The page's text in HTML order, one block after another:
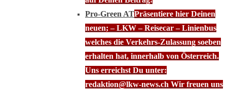
Pro-Green ATPräsentiere hier Deinen
neuen; – LKW – Reisecar – Linienbus
welches die Verkehrs-Zulassung soeben
erhalten hat, innerhalb von Österreich.
Uns erreichst Du unter:
redaktion@lkw-news.ch Wir freuen uns